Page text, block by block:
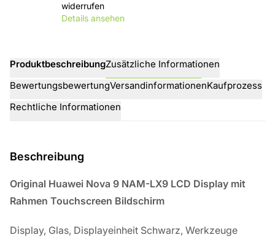
widerrufen
Details ansehen
ProduktbeschreibungZusätzliche Informationen
BewertungsbewertungVersandinformationenKaufprozess
Rechtliche Informationen
Beschreibung
Original Huawei Nova 9 NAM-LX9 LCD Display mit
Rahmen Touchscreen Bildschirm
Display, Glas, Displayeinheit Schwarz, Werkzeuge